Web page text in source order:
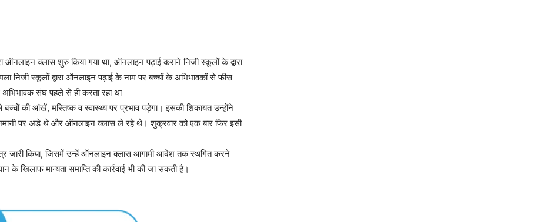
ऑनलाइन क्लास शुरु किया गया था, ऑनलाइन पढ़ाई कराने निजी स्कूलों के द्वारा
निजी स्कूलों द्वारा ऑनलाइन पढ़ाई के नाम पर बच्चों के अभिभावकों से फीस
संघ पहले से ही करता रहा था
की आंखें, मस्तिष्क व स्वास्थ्य पर प्रभाव पड़ेगा। इसकी शिकायत उन्होंने
पर अड़े थे और ऑनलाइन क्लास ले रहे थे। शुक्रवार को एक बार फिर इसी
जारी किया, जिसमें उन्हें ऑनलाइन क्लास आगामी आदेश तक स्थगित करने
खिलाफ मान्यता समाप्ति की कार्रवाई भी की जा सकती है।